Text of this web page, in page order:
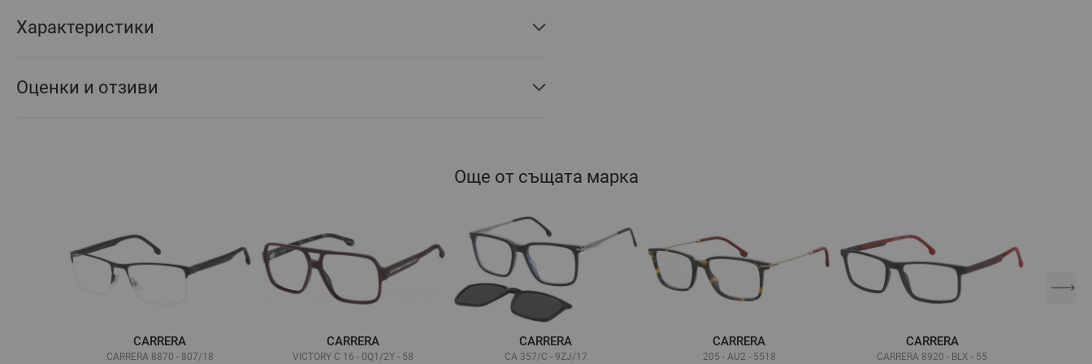
Характеристики
Оценки и отзиви
Още от същата марка
CARRERA
CARRERA 8870 - 807/18
CARRERA
VICTORY C 16 - 0Q1/2Y - 58
CARRERA
CA 357/C - 9ZJ/17
CARRERA
205 - AU2 - 5518
CARRERA
CARRERA 8920 - BLX - 55